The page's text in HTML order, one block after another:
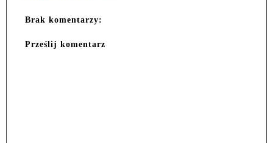
Brak komentarzy:
Prześlij komentarz